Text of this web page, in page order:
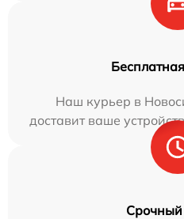
Наш курьер в
доставит ваше
Срочный